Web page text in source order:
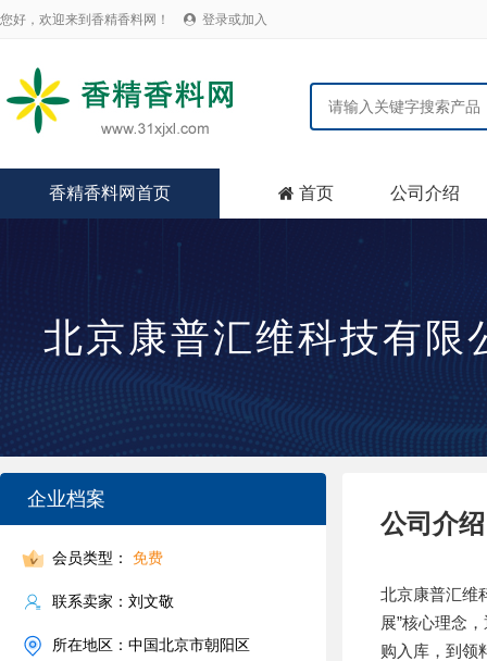
您好，欢迎来到香精香料网！  登录或加入
香精香料网首页  首页 公司介绍
北京康普汇维科技有限
企业档案
会员类型： 免费
联系卖家：刘文敬
所在地区：中国北京市朝阳区
公司介绍
北京康普汇维
展”核心理念
购入库，到领